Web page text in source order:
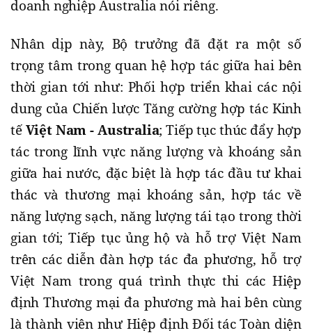
doanh nghiệp Australia nói riêng.
Nhân dịp này, Bộ trưởng đã đặt ra một số
trọng tâm trong quan hệ hợp tác giữa hai bên
thời gian tới như: Phối hợp triển khai các nội
dung của Chiến lược Tăng cường hợp tác Kinh
tếViệt Nam - Australia; Tiếp tục thúc đẩy hợp
tác trong lĩnh vực năng lượng và khoáng sản
giữa hai nước, đặc biệt là hợp tác đầu tư khai
thác và thương mại khoáng sản, hợp tác về
năng lượng sạch, năng lượng tái tạo trong thời
gian tới; Tiếp tục ủng hộ và hỗ trợ Việt Nam
trên các diễn đàn hợp tác đa phương, hỗ trợ
Việt Nam trong quá trình thực thi các Hiệp
định Thương mại đa phương mà hai bên cùng
là thành viên như Hiệp định Đối tác Toàn diện